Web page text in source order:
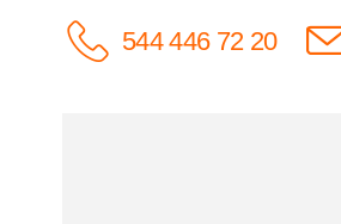
544 446 72 20